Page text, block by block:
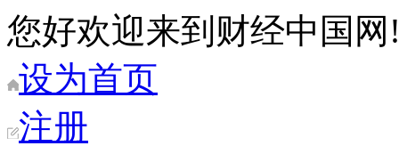
您好欢迎来到财经中国网
设为首页
注册